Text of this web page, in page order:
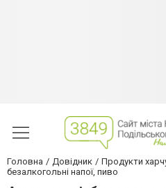
Головна Довідник Продукти
безалкогольні напої, пиво